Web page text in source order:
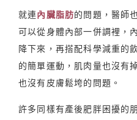
就連內臟脂肪的問題，醫師
可以從身體內部一併調裡，
降下來，再搭配科學減重的
的簡單運動，肌肉量也沒有
也沒有皮膚鬆垮的問題。
許多同樣有產後肥胖困擾的